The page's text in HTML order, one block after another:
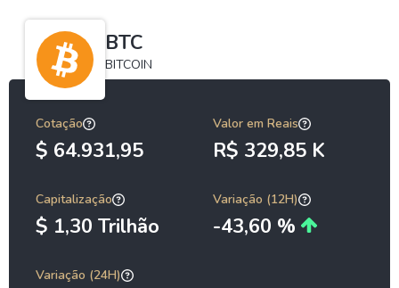
BTC
BITCOIN
Cotação
$ 64.931,95
Valor em Reais
R$ 329,85 K
Capitalização
$ 1,30 Trilhão
Variação (12H)
-43,60 %
Variação (24H)